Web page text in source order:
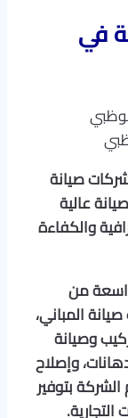
في
صيانة
عالية
والكفاءة
من
المباني،
وصيانة
وإصلاح
بتوفير